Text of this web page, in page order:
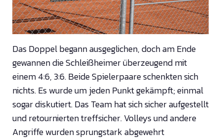
Das Doppel begann ausgeglichen, doch am Ende
gewannen die Schleißheimer überzeugend mit
einem 4:6, 3:6. Beide Spielerpaare schenkten sich
nichts. Es wurde um jeden Punkt gekämpft; einmal
sogar diskutiert. Das Team hat sich sicher aufgestellt
und retournierten treffsicher. Volleys und andere
Angriffe wurden sprungstark abgewehrt